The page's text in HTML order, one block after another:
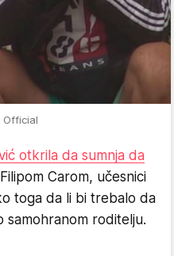
Official
otkrila da sumnja da
Carom, učesnici
toga da li bi trebalo da
samohranom roditelju.